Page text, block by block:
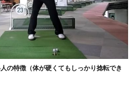
の特徴（体が硬くてもしっかり捻転でき